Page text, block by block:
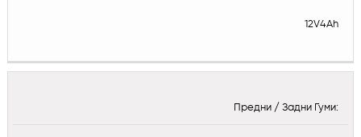
12V4Ah
Предни / Задни Гуми: